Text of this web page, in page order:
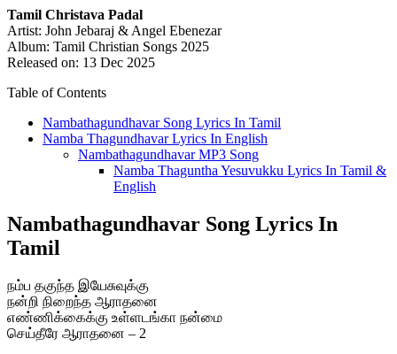
Tamil Christava Padal
Artist: John Jebaraj & Angel Ebenezar
Album: Tamil Christian Songs 2025
Released on: 13 Dec 2025
Table of Contents
Nambathagundhavar Song Lyrics In Tamil
Namba Thagundhavar Lyrics In English
Nambathagundhavar MP3 Song
Namba Thaguntha Yesuvukku Lyrics In Tamil &
English
Nambathagundhavar Song Lyrics In
Tamil
நம்ப தகுந்த இயேசுவுக்கு
நன்றி நிறைந்த ஆராதனை
எண்ணிக்கைக்கு உள்ளடங்கா நன்மை
செய்தீரே ஆராதனை – 2